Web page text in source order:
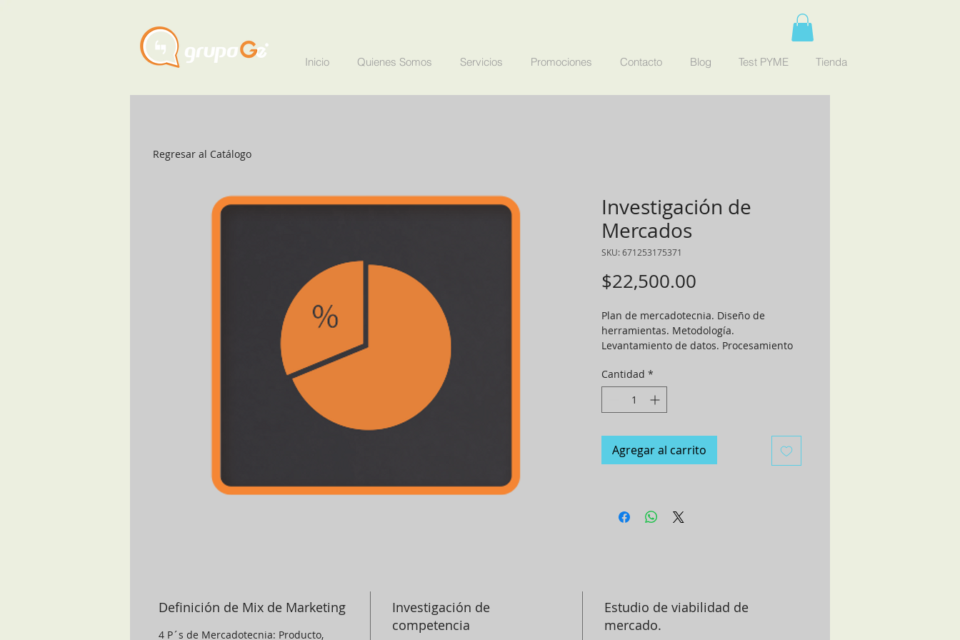
Inicio Quienes Somos Servicios Promociones Contacto Blog Test PYME Tienda
Investigación de
Mercados
SKU: 671253175371
$22,500.00
Plan de mercadotecnia. Diseño de
herramientas. Metodología.
Levantamiento de datos. Procesamiento
Cantidad *
Agregar al carrito
Definición de Mix de Marketing
4 P´s de Mercadotecnia: Producto,
Investigación de
competencia
Estudio de viabilidad de
mercado.
Regresar al Catálogo